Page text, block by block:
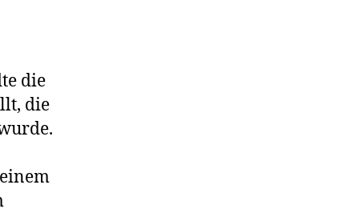
die
die